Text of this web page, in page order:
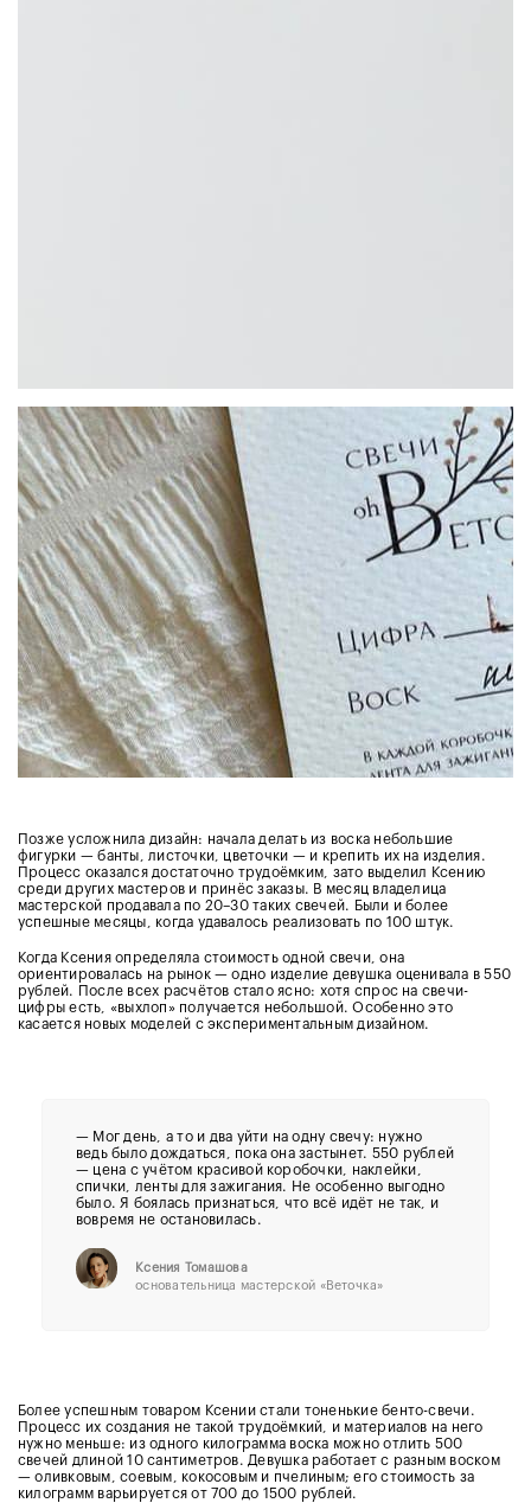
Позже усложнила дизайн: начала делать из воска небольшие
фигурки — банты, листочки, цветочки — и крепить их на изделия.
Процесс оказался достаточно трудоёмким, зато выделил Ксению
среди других мастеров и принёс заказы. В месяц владелица
мастерской продавала по 20–30 таких свечей. Были и более
успешные месяцы, когда удавалось реализовать по 100 штук.
Когда Ксения определяла стоимость одной свечи, она
ориентировалась на рынок — одно изделие девушка оценивала в 550
рублей. После всех расчётов стало ясно: хотя спрос на свечи-
цифры есть, «выхлоп» получается небольшой. Особенно это
касается новых моделей с экспериментальным дизайном.
— Мог день, а то и два уйти на одну свечу: нужно
ведь было дождаться, пока она застынет. 550 рублей
— цена с учётом красивой коробочки, наклейки,
спички, ленты для зажигания. Не особенно выгодно
было. Я боялась признаться, что всё идёт не так, и
вовремя не остановилась.
Ксения Томашова
основательница мастерской «Веточка»
Более успешным товаром Ксении стали тоненькие бенто-свечи.
Процесс их создания не такой трудоёмкий, и материалов на него
нужно меньше: из одного килограмма воска можно отлить 500
свечей длиной 10 сантиметров. Девушка работает с разным воском
— оливковым, соевым, кокосовым и пчелиным; его стоимость за
килограмм варьируется от 700 до 1500 рублей.